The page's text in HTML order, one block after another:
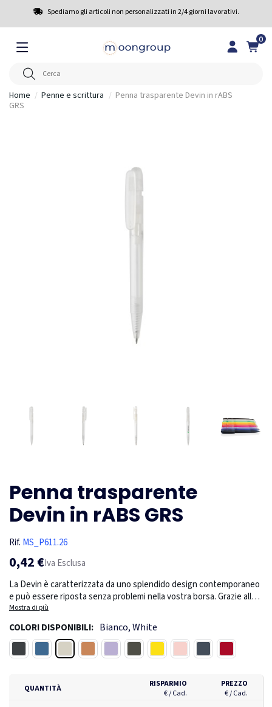
Spediamo gli articoli non personalizzati in 2/4 giorni lavorativi.
0
Home Penne e scrittura
Penna trasparente Devin in rABS
GRS
Penna trasparente
Devin in rABS GRS
Rif. MS_P611.26
0,42 €Iva Esclusa
La Devin è caratterizzata da uno splendido design contemporaneo
e può essere riposta senza problemi nella vostra borsa. Grazie alla
costruzione di alta qualità e al comfort perfetto, garantisce
un'esperienza di scrittura senza interruzioni, ovunque si vada. Con
inchiostro Dokumental blu. Larghezza di scrittura 1 mm, lunghezza
di scrittura 1200 metri. Contenuto totale riciclato: 86% in base al
peso totale dell'articolo.
Mostra di più
COLORI DISPONIBILI: Bianco, White
QUANTITÀ
RISPARMIO
€ / Cad.
PREZZO
€ / Cad.